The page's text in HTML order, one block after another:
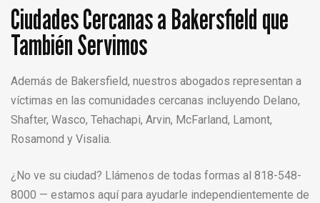
Ciudades Cercanas a Bakersfield que
También Servimos
Además de Bakersfield, nuestros abogados representan a
víctimas en las comunidades cercanas incluyendo Delano,
Shafter, Wasco, Tehachapi, Arvin, McFarland, Lamont,
Rosamond y Visalia.
¿No ve su ciudad? Llámenos de todas formas al 818-548-
8000 — estamos aquí para ayudarle independientemente de